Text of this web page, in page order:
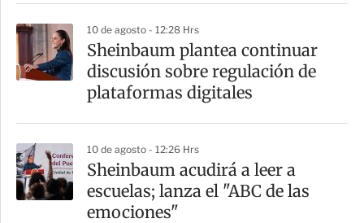
10 de agosto - 12:28 Hrs
Sheinbaum plantea continuar
discusión sobre regulación de
plataformas digitales
10 de agosto - 12:26 Hrs
Sheinbaum acudirá a leer a
escuelas; lanza el "ABC de las
emociones"